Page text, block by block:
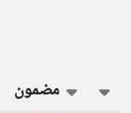
مضمون